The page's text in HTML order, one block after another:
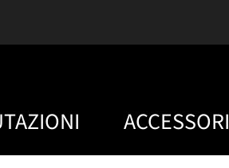
ACCESSORI